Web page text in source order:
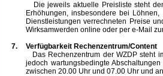
Die jeweils aktuelle Preisliste steht dem
Erhöhungen, insbesondere bei
Dienstleistungen verrechneten Preise
Wirksamwerden online oder per e-Mail
7.
Verfügbarkeit Rechenzentrum/Content
Das Rechenzentrum der WZDP steht im
jedoch wartungsbedingte
zwischen 20.00 Uhr und 07.00 Uhr und